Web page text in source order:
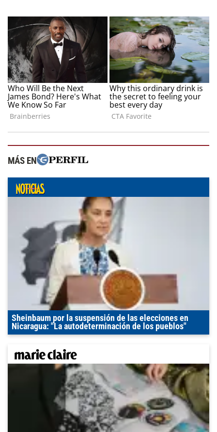
MÁS EN
Sheinbaum por la suspensión de las elecciones en
Nicaragua: "La autodeterminación de los pueblos"